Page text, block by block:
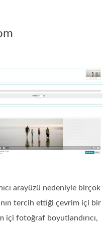
arayüzü nedeniyle birçok
tercih ettiği çevrim içi bir
fotoğraf boyutlandırıcı,